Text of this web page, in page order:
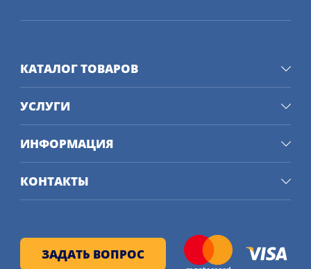
ЗАДАТЬ ВОПРОС
КАТАЛОГ ТОВАРОВ
УСЛУГИ
ИНФОРМАЦИЯ
КОНТАКТЫ